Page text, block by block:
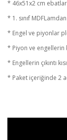
* 46x51x2 cm
* 1. sınıf
* Engel ve piyonlar
* Piyon ve engellerin
* Engellerin çıkıntı
* Paket içeriğinde 2